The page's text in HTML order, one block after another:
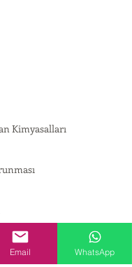
Kimyasalları
Email WhatsApp